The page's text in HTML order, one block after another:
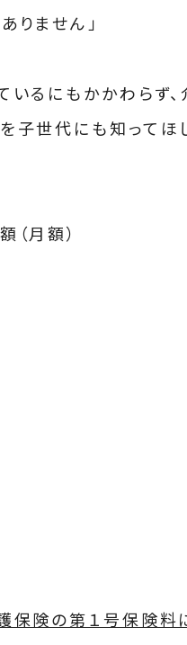
りません」
るにもかかわらず
子世代にも知ってほ
月額）
保険の第１号保険料